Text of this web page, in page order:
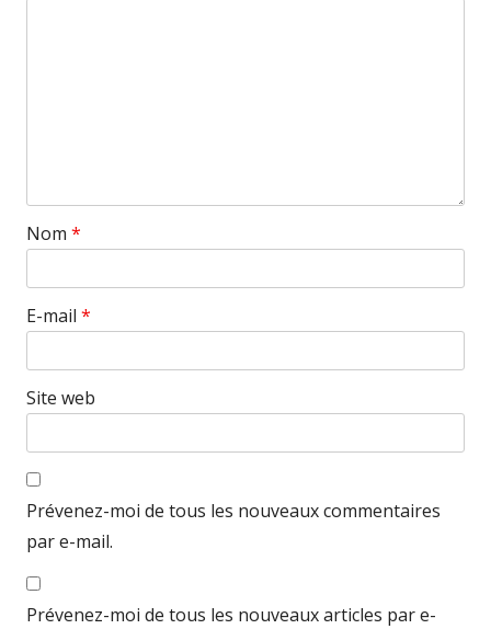
Nom *
E-mail *
Site web
Prévenez-moi de tous les nouveaux commentaires
par e-mail.
Prévenez-moi de tous les nouveaux articles par e-